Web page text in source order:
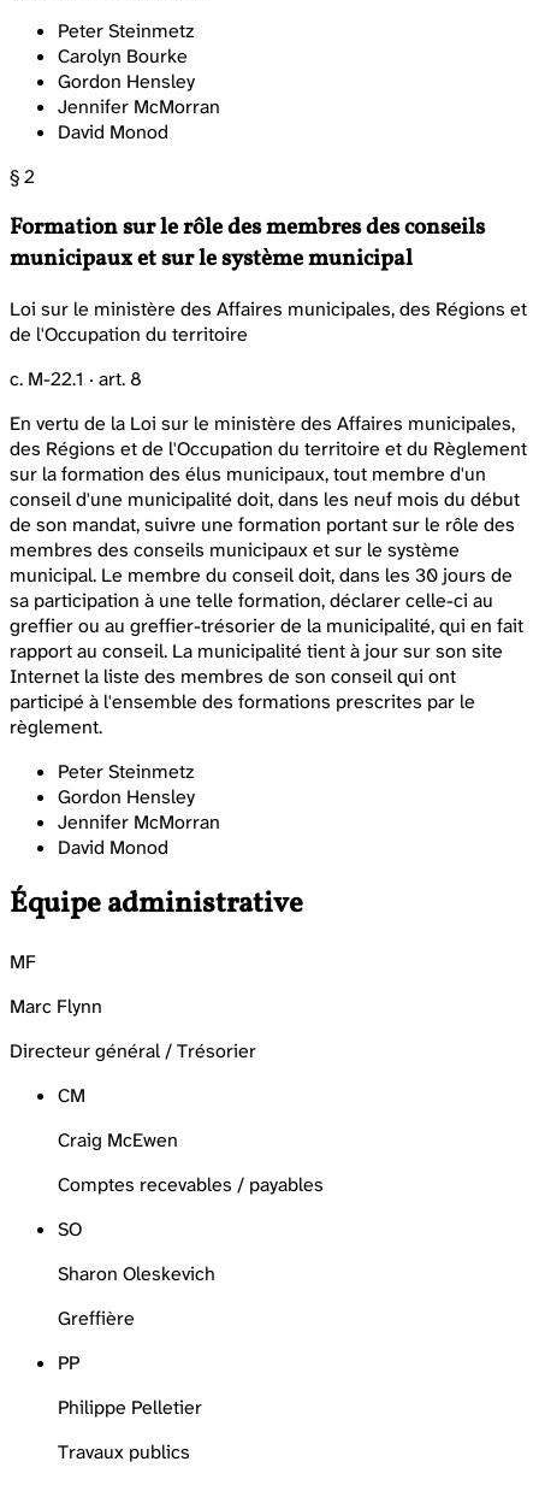
Peter Steinmetz
Carolyn Bourke
Gordon Hensley
Jennifer McMorran
David Monod
§ 2
Formation sur le rôle des membres des conseils
municipaux et sur le système municipal
Loi sur le ministère des Affaires municipales, des Régions et
de l'Occupation du territoire
c. M-22.1 · art. 8
En vertu de la Loi sur le ministère des Affaires municipales,
des Régions et de l'Occupation du territoire et du Règlement
sur la formation des élus municipaux, tout membre d'un
conseil d'une municipalité doit, dans les neuf mois du début
de son mandat, suivre une formation portant sur le rôle des
membres des conseils municipaux et sur le système
municipal. Le membre du conseil doit, dans les 30 jours de
sa participation à une telle formation, déclarer celle-ci au
greffier ou au greffier-trésorier de la municipalité, qui en fait
rapport au conseil. La municipalité tient à jour sur son site
Internet la liste des membres de son conseil qui ont
participé à l'ensemble des formations prescrites par le
règlement.
Peter Steinmetz
Gordon Hensley
Jennifer McMorran
David Monod
Équipe administrative
MF
Marc Flynn
Directeur général / Trésorier
CM
Craig McEwen
Comptes recevables / payables
SO
Sharon Oleskevich
Greffière
PP
Philippe Pelletier
Travaux publics